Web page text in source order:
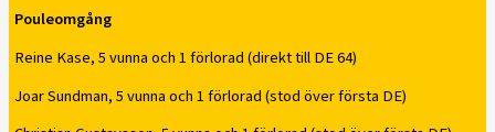
Pouleomgång
Reine Kase, 5 vunna och 1 förlorad (direkt till DE 64)
Joar Sundman, 5 vunna och 1 förlorad (stod över första DE)